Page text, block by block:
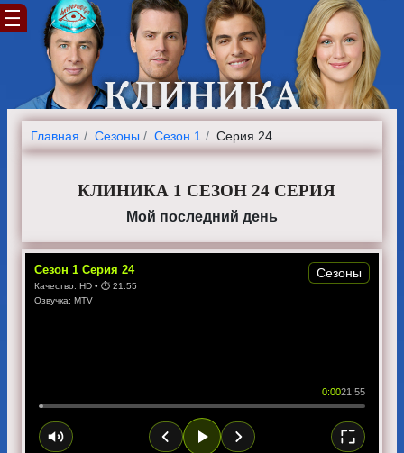
Главная Cезоны Сезон 1 Серия 24
КЛИНИКА 1 СЕЗОН 24 СЕРИЯ
Мой последний день
Сезон 1 Серия 24
Качество: HD • ⏱ 21:55
Озвучка: MTV
0:0021:55
Сезоны